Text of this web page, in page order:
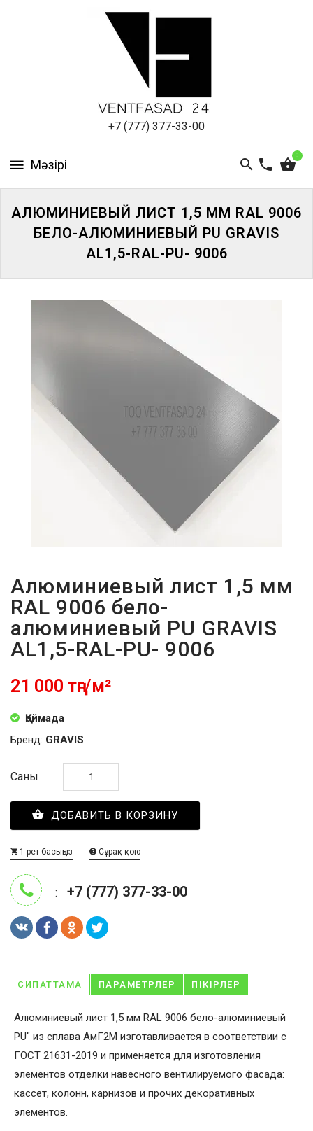
+7 (777) 377-33-00
0
ПАНЕЛИ
АЛЮМИНИЕВЫЙ ЛИСТ 1,5 ММ RAL 9006
БЕЛО-АЛЮМИНИЕВЫЙ PU GRAVIS
AL1,5-RAL-PU- 9006
Алюминиевый лист 1,5 мм
RAL 9006 бело-
алюминиевый PU GRAVIS
AL1,5-RAL-PU- 9006
21 000 тңг/м²
Қоймада
Бренд: GRAVIS
Саны
ДОБАВИТЬ В КОРЗИНУ
1 рет басыңыз Сұрақ қою
: +7 (777) 377-33-00
СИПАТТАМА ПАРАМЕТРЛЕР ПІКІРЛЕР
Алюминиевый лист 1,5 мм RAL 9006 бело-алюминиевый
PU" из сплава АмГ2М изготавливается в соответствии с
ГОСТ 21631-2019 и применяется для изготовления
элементов отделки навесного вентилируемого фасада:
кассет, колонн, карнизов и прочих декоративных
элементов.